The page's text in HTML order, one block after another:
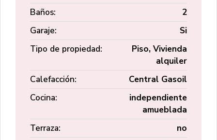
Baños:
2
Garaje:
Si
Tipo de propiedad:
Piso, Vivienda
alquiler
Calefacción:
Central Gasoil
Cocina:
independiente
amueblada
Terraza:
no